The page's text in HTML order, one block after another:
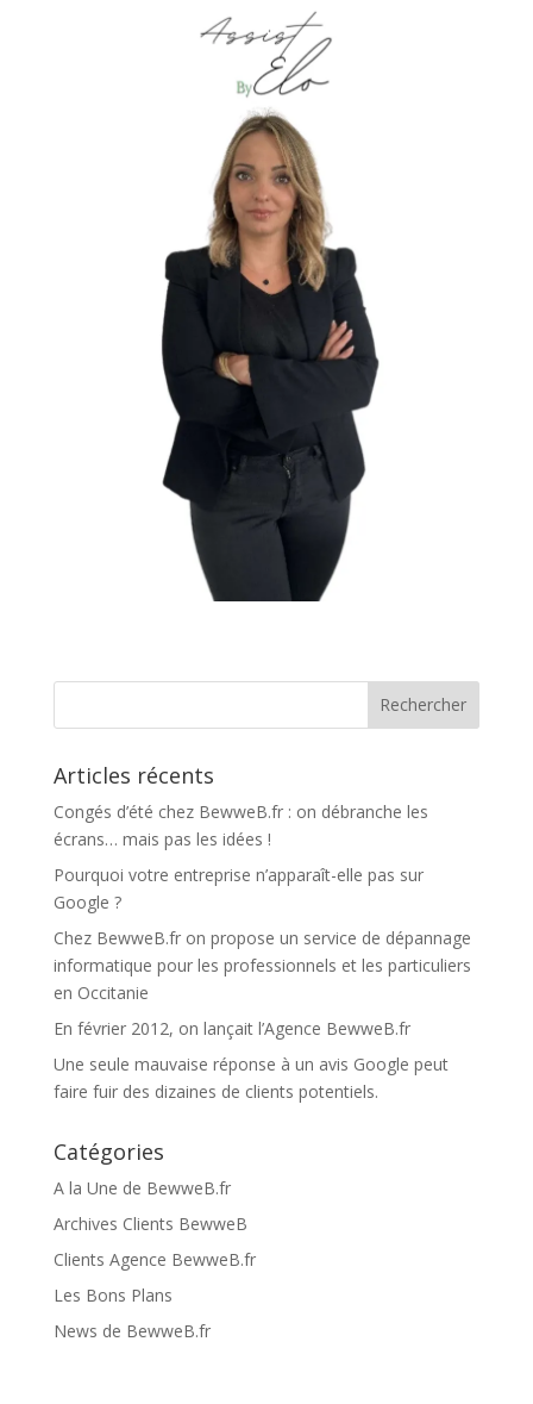
Articles récents
Congés d’été chez BewweB.fr : on débranche les
écrans… mais pas les idées !
Pourquoi votre entreprise n’apparaît-elle pas sur
Google ?
Chez BewweB.fr on propose un service de dépannage
informatique pour les professionnels et les particuliers
en Occitanie
En février 2012, on lançait l’Agence BewweB.fr
Une seule mauvaise réponse à un avis Google peut
faire fuir des dizaines de clients potentiels.
Catégories
A la Une de BewweB.fr
Archives Clients BewweB
Clients Agence BewweB.fr
Les Bons Plans
News de BewweB.fr